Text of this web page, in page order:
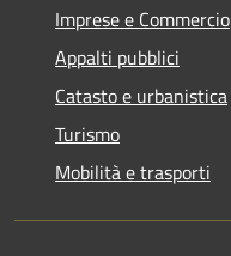
Imprese e Commercio
Appalti pubblici
Catasto e urbanistica
Turismo
Mobilità e trasporti